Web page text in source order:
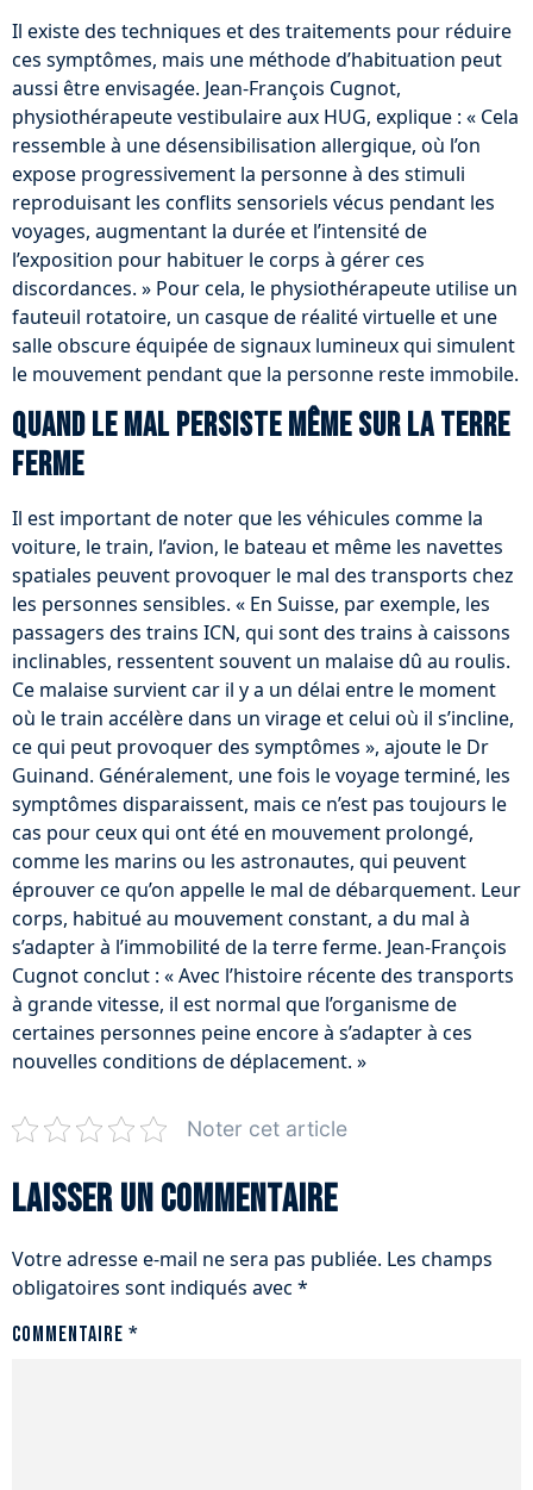
Il existe des techniques et des traitements pour réduire
ces symptômes, mais une méthode d’habituation peut
aussi être envisagée. Jean-François Cugnot,
physiothérapeute vestibulaire aux HUG, explique : « Cela
ressemble à une désensibilisation allergique, où l’on
expose progressivement la personne à des stimuli
reproduisant les conflits sensoriels vécus pendant les
voyages, augmentant la durée et l’intensité de
l’exposition pour habituer le corps à gérer ces
discordances. » Pour cela, le physiothérapeute utilise un
fauteuil rotatoire, un casque de réalité virtuelle et une
salle obscure équipée de signaux lumineux qui simulent
le mouvement pendant que la personne reste immobile.
Quand le mal persiste même sur la terre
ferme
Il est important de noter que les véhicules comme la
voiture, le train, l’avion, le bateau et même les navettes
spatiales peuvent provoquer le mal des transports chez
les personnes sensibles. « En Suisse, par exemple, les
passagers des trains ICN, qui sont des trains à caissons
inclinables, ressentent souvent un malaise dû au roulis.
Ce malaise survient car il y a un délai entre le moment
où le train accélère dans un virage et celui où il s’incline,
ce qui peut provoquer des symptômes », ajoute le Dr
Guinand. Généralement, une fois le voyage terminé, les
symptômes disparaissent, mais ce n’est pas toujours le
cas pour ceux qui ont été en mouvement prolongé,
comme les marins ou les astronautes, qui peuvent
éprouver ce qu’on appelle le mal de débarquement. Leur
corps, habitué au mouvement constant, a du mal à
s’adapter à l’immobilité de la terre ferme. Jean-François
Cugnot conclut : « Avec l’histoire récente des transports
à grande vitesse, il est normal que l’organisme de
certaines personnes peine encore à s’adapter à ces
nouvelles conditions de déplacement. »
Noter cet article
Laisser un commentaire
Votre adresse e-mail ne sera pas publiée. Les champs
obligatoires sont indiqués avec *
Commentaire *